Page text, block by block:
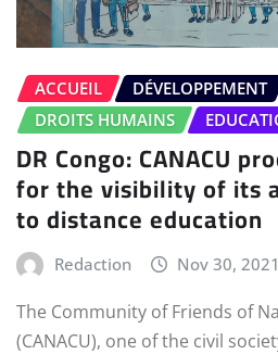
ACCUEIL
DÉVELOPPEMENT
DROITS HUMAINS
DR Congo: CANACU
for the visibility of its
to distance education
Redaction Nov 30, 2021
The Community of Friends of
(CANACU), one of the civil